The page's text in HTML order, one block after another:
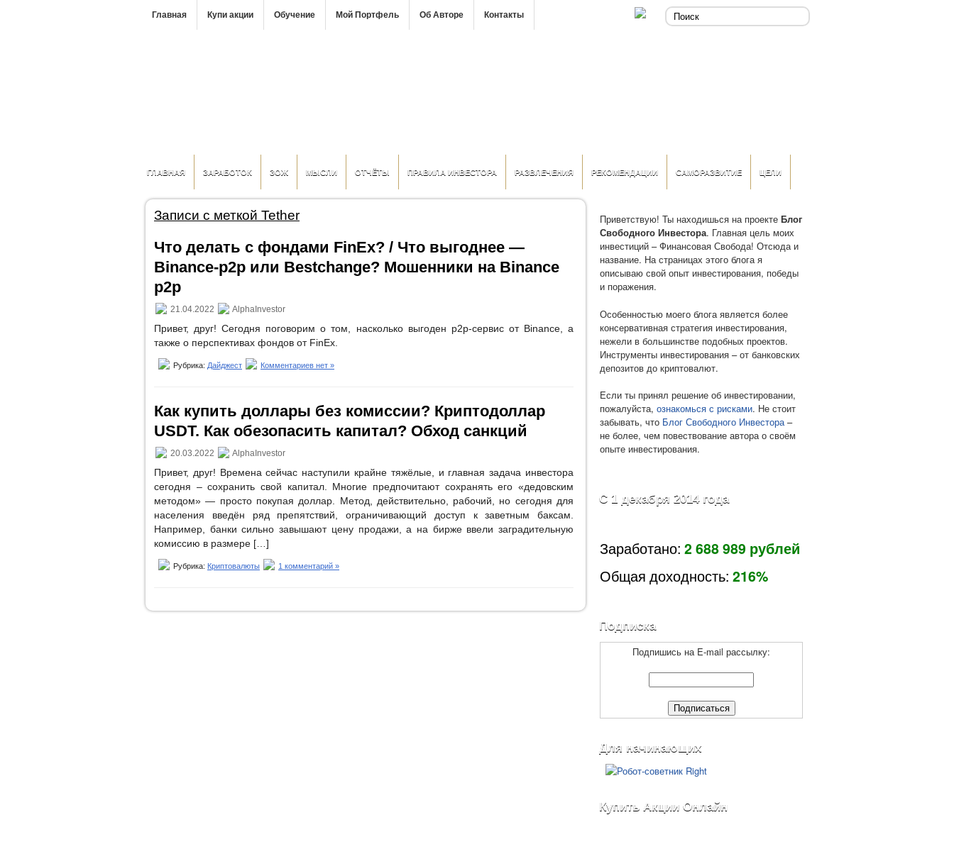
Главная Купи акции Обучение Мой Портфель Об Авторе Контакты
ГЛАВНАЯ ЗАРАБОТОК ЗОЖ МЫСЛИ ОТЧЁТЫ ПРАВИЛА ИНВЕСТОРА РАЗВЛЕЧЕНИЯ РЕКОМЕНДАЦИИ САМОРАЗВИТИЕ ЦЕЛИ
Записи с меткой Tether
Что делать с фондами FinEx? / Что выгоднее —
Binance-p2p или Bestchange? Мошенники на Binance
p2p
21.04.2022 AlphaInvestor
Привет, друг! Сегодня поговорим о том, насколько выгоден p2p-сервис от Binance, а
также о перспективах фондов от FinEx.
Рубрика: Дайджест Комментариев нет »
Как купить доллары без комиссии? Криптодоллар
USDT. Как обезопасить капитал? Обход санкций
20.03.2022 AlphaInvestor
Привет, друг! Времена сейчас наступили крайне тяжёлые, и главная задача инвестора
сегодня – сохранить свой капитал. Многие предпочитают сохранять его «дедовским
методом» — просто покупая доллар. Метод, действительно, рабочий, но сегодня для
населения введён ряд препятствий, ограничивающий доступ к заветным баксам.
Например, банки сильно завышают цену продажи, а на бирже ввели заградительную
комиссию в размере […]
Рубрика: Криптовалюты 1 комментарий »
Приветствую! Ты находишься на проекте Блог
Свободного Инвестора. Главная цель моих
инвестиций – Финансовая Свобода! Отсюда и
название. На страницах этого блога я
описываю свой опыт инвестирования, победы
и поражения.
Особенностью моего блога является более
консервативная стратегия инвестирования,
нежели в большинстве подобных проектов.
Инструменты инвестирования – от банковских
депозитов до криптовалют.
Если ты принял решение об инвестировании,
пожалуйста, ознакомься с рисками. Не стоит
забывать, что Блог Свободного Инвестора–
не более, чем повествование автора о своём
опыте инвестирования.
С 1 декабря 2014 года
Заработано: 2 688 989 рублей
Общая доходность: 216%
Подписка
Подпишись на E-mail рассылку:
Для начинающих
Купить Акции Онлайн